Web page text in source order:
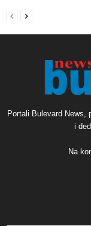
Portali Bulevard News,
i
Na